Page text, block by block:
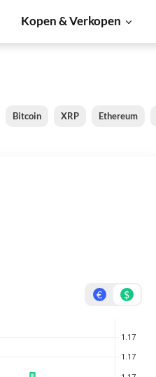
Kopen & Verkopen
Bitcoin XRP Ethereum
€ $